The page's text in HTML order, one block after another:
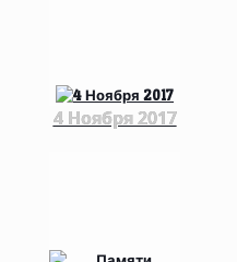
4 Ноября 2017